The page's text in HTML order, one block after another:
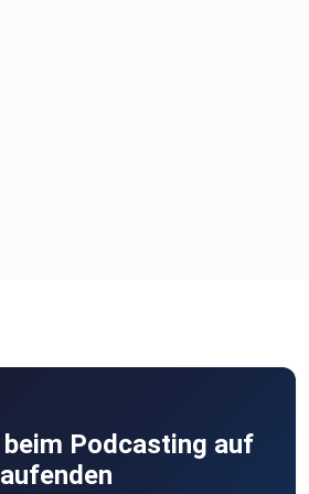
beim Podcasting auf